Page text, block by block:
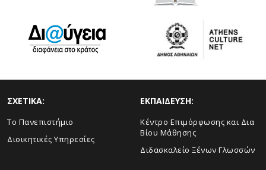
ΣΧΕΤΙΚΑ:
Το Πανεπιστήμιο
Διοικητικές Υπηρεσίες
ΕΚΠΑΙΔΕΥΣΗ:
Κέντρο Επιμόρφωσης και Δια
Βίου Μάθησης
Διδασκαλείο Ξένων Γλωσσών